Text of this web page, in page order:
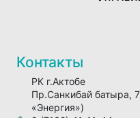
Контакты
РК г.Актобе
Пр.Санкибай батыра,
«Энергия»)